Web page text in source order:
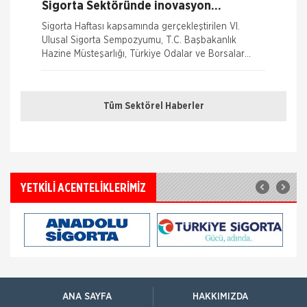
Sigorta Sektöründe inovasyon
Konuşuldu
Sigorta Haftası kapsamında gerçekleştirilen VI.
Ulusal Sigorta Sempozyumu, T.C. Başbakanlık
Hazine Müsteşarlığı, Türkiye Odalar ve Borsalar
Birliği (TOBB) ve Türkiye Si
Hayata geçirdiği ilkleri ve yenilikçi çözümleriyle
NN Hayat ve Emeklilik adına Nielsen tarafından ilki
Temmuz 2016’da 8 ilde 15 ve üzeri çalışanı olan
şirketlerin çalışanları ile yapılan geniş çaplı otomatik
Kadınlar Emeklilikte İyi Maaş, Erkekler
gençlerin bireysel emeklilik sistemine yaklaşımını ve
tasarruf alışkanlıklarını öğrenmek amacıyla, Yöntem
Tüm Sektörel Haberler
YETKİLİ ACENTELİKLERİMİZ
ANA SAYFA HAKKIMIZDA